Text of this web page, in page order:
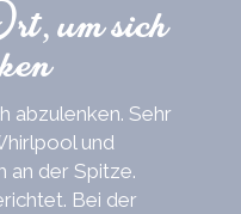
um sich
abzulenken. Sehr
und
an der Spitze.
Bei der